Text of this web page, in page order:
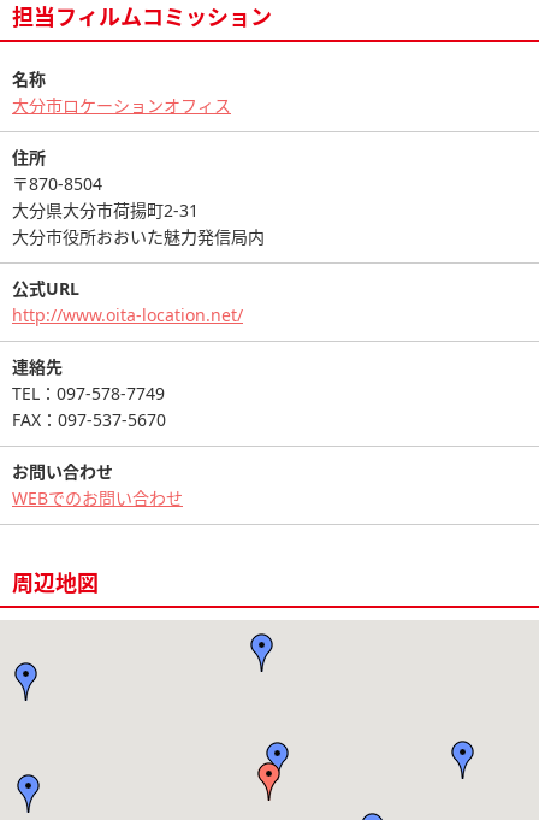
担当フィルムコミッション
名称
大分市ロケーションオフィス
住所
〒870-8504
大分県大分市荷揚町2-31
大分市役所おおいた魅力発信局内
公式URL
http://www.oita-location.net/
連絡先
TEL：097-578-7749
FAX：097-537-5670
お問い合わせ
WEBでのお問い合わせ
周辺地図